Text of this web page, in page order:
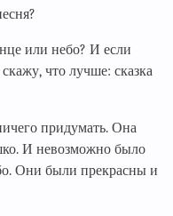
или небо? И если
что лучше: сказка
придумать. Она
И невозможно было
Они были прекрасны и